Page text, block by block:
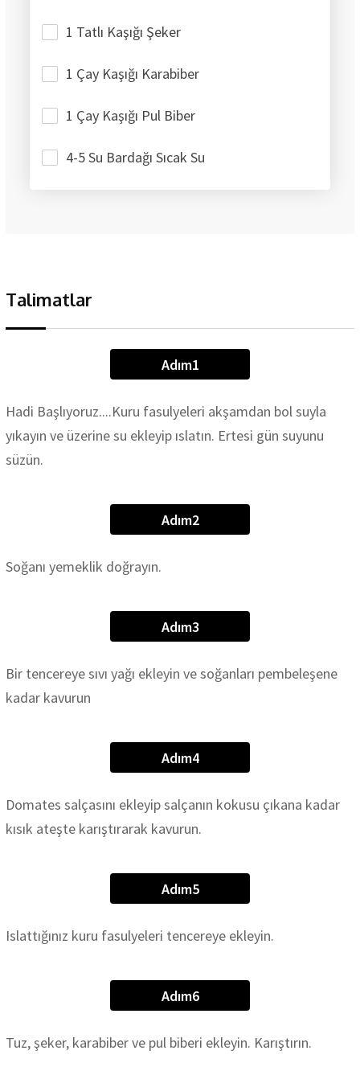
1 Tatlı Kaşığı Şeker
1 Çay Kaşığı Karabiber
1 Çay Kaşığı Pul Biber
4-5 Su Bardağı Sıcak Su
Talimatlar
Adım1
Hadi Başlıyoruz....Kuru fasulyeleri akşamdan bol suyla
yıkayın ve üzerine su ekleyip ıslatın. Ertesi gün suyunu
süzün.
Adım2
Soğanı yemeklik doğrayın.
Adım3
Bir tencereye sıvı yağı ekleyin ve soğanları pembeleşene
kadar kavurun
Adım4
Domates salçasını ekleyip salçanın kokusu çıkana kadar
kısık ateşte karıştırarak kavurun.
Adım5
Islattığınız kuru fasulyeleri tencereye ekleyin.
Adım6
Tuz, şeker, karabiber ve pul biberi ekleyin. Karıştırın.